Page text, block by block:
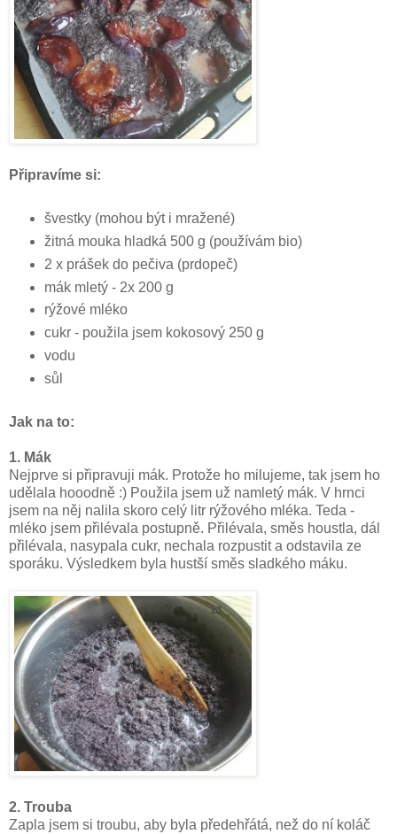
Připravíme si:
švestky (mohou být i mražené)
žitná mouka hladká 500 g (používám bio)
2 x prášek do pečiva (prdopeč)
mák mletý - 2x 200 g
rýžové mléko
cukr - použila jsem kokosový 250 g
vodu
sůl
Jak na to:
1. Mák
Nejprve si připravuji mák. Protože ho milujeme, tak jsem ho
udělala hooodně :) Použila jsem už namletý mák. V hrnci
jsem na něj nalila skoro celý litr rýžového mléka. Teda -
mléko jsem přilévala postupně. Přilévala, směs houstla, dál
přilévala, nasypala cukr, nechala rozpustit a odstavila ze
sporáku. Výsledkem byla hustší směs sladkého máku.
2. Trouba
Zapla jsem si troubu, aby byla předehřátá, než do ní koláč